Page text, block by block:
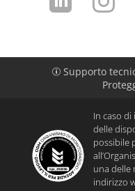
p Supporto
In caso
delle
possibile
una delle
indirizzo